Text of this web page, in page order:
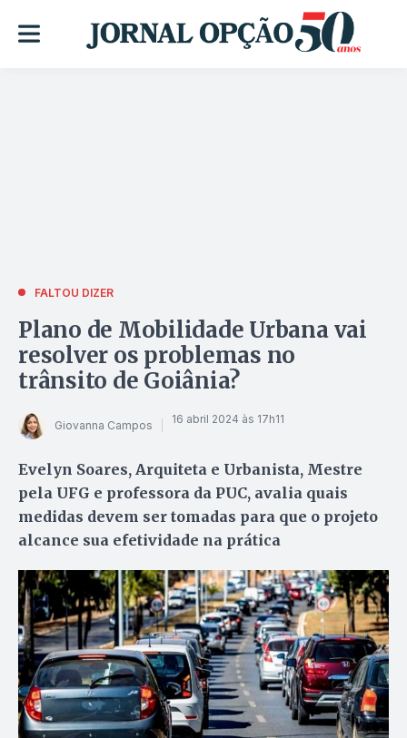
FALTOU DIZER
Plano de Mobilidade Urbana vai
resolver os problemas no
trânsito de Goiânia?
Giovanna Campos 16 abril 2024 às 17h11
Evelyn Soares, Arquiteta e Urbanista, Mestre
pela UFG e professora da PUC, avalia quais
medidas devem ser tomadas para que o projeto
alcance sua efetividade na prática